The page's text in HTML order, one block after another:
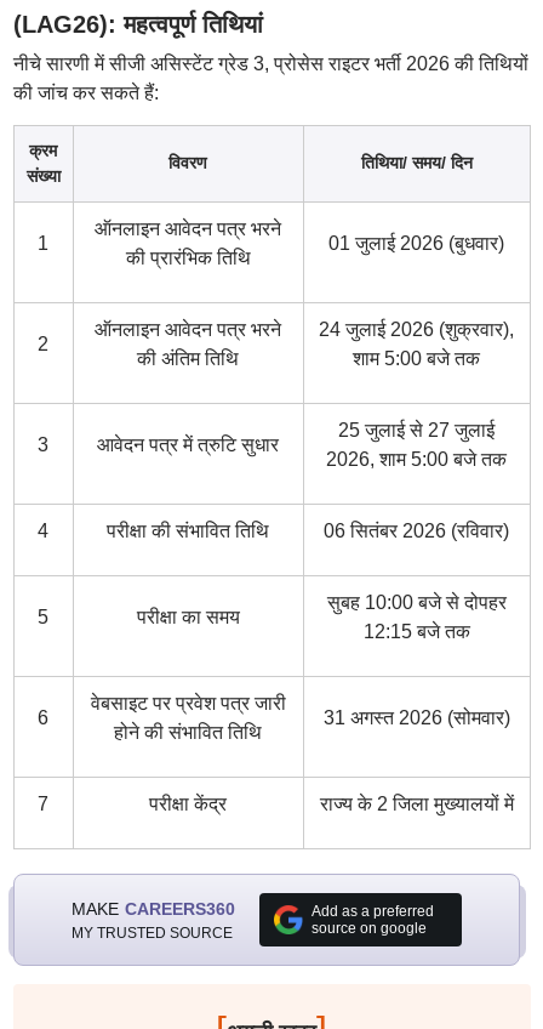
(LAG26): महत्वपूर्ण तिथियां
नीचे सारणी में सीजी असिस्टेंट ग्रेड 3, प्रोसेस राइटर भर्ती 2026 की तिथियों
की जांच कर सकते हैं:
क्रम
संख्या
विवरण तिथिया/ समय/ दिन
1
ऑनलाइन आवेदन पत्र भरने
की प्रारंभिक तिथि
01 जुलाई 2026 (बुधवार)
2
ऑनलाइन आवेदन पत्र भरने
की अंतिम तिथि
24 जुलाई 2026 (शुक्रवार),
शाम 5:00 बजे तक
3 आवेदन पत्र में त्रुटि सुधार
25 जुलाई से 27 जुलाई
2026, शाम 5:00 बजे तक
4 परीक्षा की संभावित तिथि 06 सितंबर 2026 (रविवार)
5 परीक्षा का समय
सुबह 10:00 बजे से दोपहर
12:15 बजे तक
6
वेबसाइट पर प्रवेश पत्र जारी
होने की संभावित तिथि
31 अगस्त 2026 (सोमवार)
7 परीक्षा केंद्र राज्य के 2 जिला मुख्यालयों में
MAKE CAREERS360
MY TRUSTED SOURCE
Add as a preferred
source on google